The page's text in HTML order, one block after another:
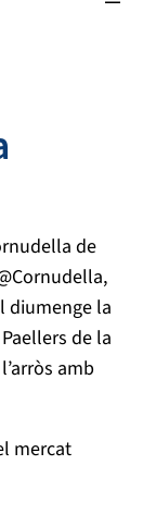
de
diumenge la
de la
amb
mercat